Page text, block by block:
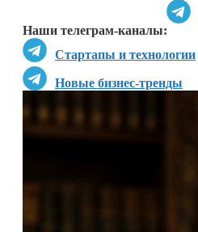
Наши телеграм-каналы:
Стартапы и технологии
Новые бизнес-тренды